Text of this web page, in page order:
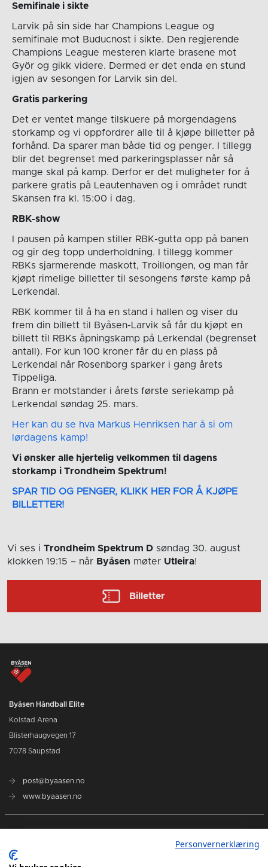
Semifinale i sikte
Larvik på sin side har Champions League og
semifinale mot Buducnost i sikte. Den regjerende
Champions League mesteren klarte brasene mot
Györ og gikk videre. Dermed er det enda en stund
igjen av sesongen for Larvik sin del.
Gratis parkering
Det er ventet mange tilskuere på morgendagens
storkamp og vi oppfordrer alle til å kjøpe billetter på
forhånd. Da sparer man både tid og penger. I tillegg
blir det begrenset med parkeringsplasser når så
mange skal på kamp. Derfor er det muligheter for å
parkere gratis på Leautenhaven og i området rundt
Skansen fra kl. 15:00 i dag.
RBK-show
I pausen på kampen stiller RBK-gutta opp på banen
og gir deg topp underholdning. I tillegg kommer
RBKs sjarmerende maskott, Troillongen, og man får
kjøpt rimelige billetter til sesongens første kamp på
Lerkendal.
RBK kommer til å ha en stand i hallen og viser du
frem din billett til Byåsen-Larvik så får du kjøpt en
billett til RBKs åpningskamp på Lerkendal (begrenset
antall). For kun 100 kroner får du en plass på
Lerkendal når Rosenborg sparker i gang årets
Tippeliga.
Brann er motstander i årets første seriekamp på
Lerkendal søndag 25. mars.
Her kan du se hva Markus Henriksen har å si om
lørdagens kamp!
Vi ønsker alle hjertelig velkommen til dagens
storkamp i Trondheim Spektrum!
SPAR TID OG PENGER, KLIKK HER FOR Å KJØPE
BILLETTER!
Vi ses i Trondheim Spektrum D søndag 30. august
klokken 19:15 – når Byåsen møter Utleira!
Billetter
Byåsen Håndball Elite
Kolstad Arena
Blisterhaugvegen 17
7078 Saupstad
post@byaasen.no
www.byaasen.no
Kommende kamper
Personvernerklæring